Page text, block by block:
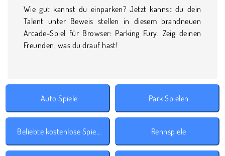
Wie gut kannst du einparken? Jetzt kannst du dein
Talent unter Beweis stellen in diesem brandneuen
Arcade-Spiel für Browser: Parking Fury. Zeig deinen
Freunden, was du drauf hast!
Auto Spiele Park Spielen
Beliebte kostenlose Spiele Rennspiele